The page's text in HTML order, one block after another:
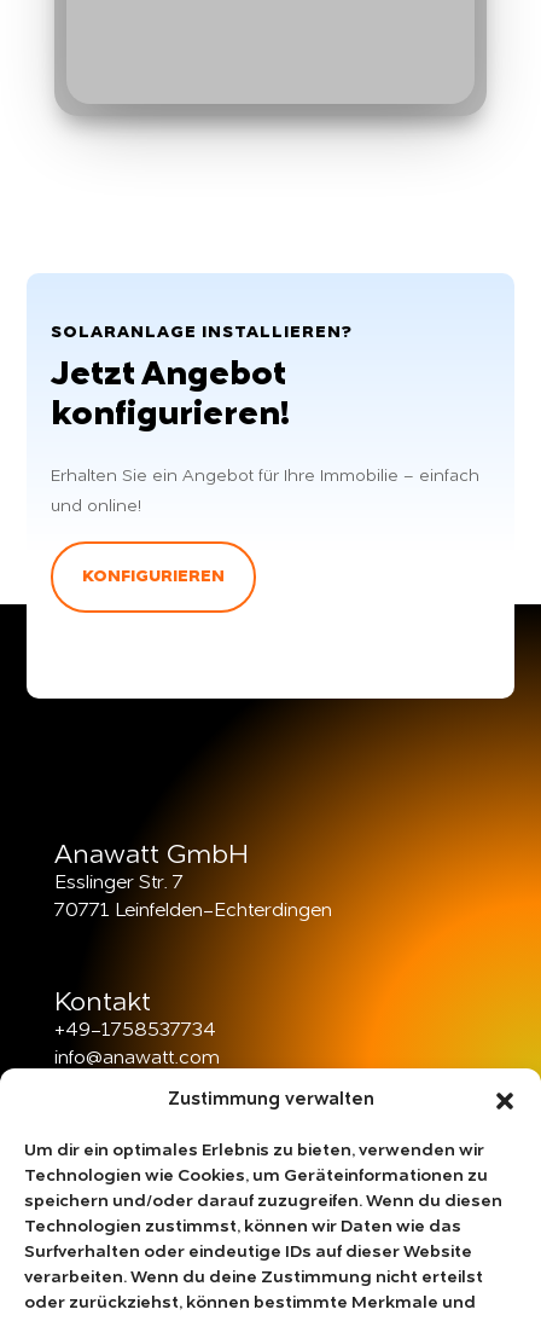
Zustimmung verwalten
Um dir ein optimales Erlebnis zu bieten, verwenden wir
Technologien wie Cookies, um Geräteinformationen zu
speichern und/oder darauf zuzugreifen. Wenn du diesen
Technologien zustimmst, können wir Daten wie das
Surfverhalten oder eindeutige IDs auf dieser Website
verarbeiten. Wenn du deine Zustimmung nicht erteilst
oder zurückziehst, können bestimmte Merkmale und
SOLARANLAGE INSTALLIEREN?
Jetzt Angebot
konfigurieren!
Erhalten Sie ein Angebot für Ihre Immobilie – einfach
und online!
KONFIGURIEREN
Anawatt GmbH
Esslinger Str. 7
70771 Leinfelden-Echterdingen
Kontakt
+49-1758537734
info@anawatt.com
Mo – Fr：09:00 – 20:00
Sa – So：10:00 – 18:00
Rechtliches
Impressum